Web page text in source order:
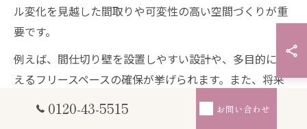
ル変化を見越した間取りや可変性の高い空間づくりが重
要です。
例えば、間仕切り壁を設置しやすい設計や、多目的に使
えるフリースペースの確保が挙げられます。また、将来
的にバリアフリー対応をしやすいように廊下や出入口の
幅を広めに設計するなどの工夫も有効です。こうした発
0120-43-5515 お問い合わせ